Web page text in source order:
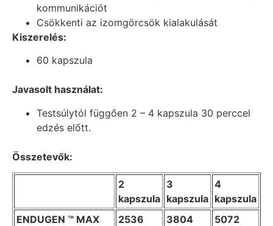
kommunikációt
Csökkenti az izomgörcsök kialakulását
Kiszerelés:
60 kapszula
Javasolt használat:
Testsúlytól függően 2 – 4 kapszula 30 perccel
edzés előtt.
Összetevők:
2
kapszula
3
kapszula
4
kapszula
ENDUGEN ™ MAX
2536
3804
5072